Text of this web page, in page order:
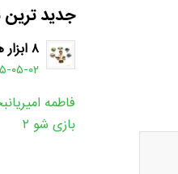
جدید ترین
۸ ابزار هوش مصنوعی معلمان
۱۴۰۵-۰۵-۰۲
فاطمه
بازی شو ۲